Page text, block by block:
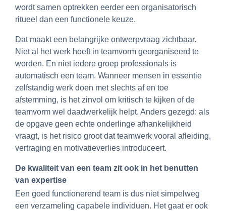
wordt samen optrekken eerder een organisatorisch
ritueel dan een functionele keuze.
Dat maakt een belangrijke ontwerpvraag zichtbaar.
Niet al het werk hoeft in teamvorm georganiseerd te
worden. En niet iedere groep professionals is
automatisch een team. Wanneer mensen in essentie
zelfstandig werk doen met slechts af en toe
afstemming, is het zinvol om kritisch te kijken of de
teamvorm wel daadwerkelijk helpt. Anders gezegd: als
de opgave geen echte onderlinge afhankelijkheid
vraagt, is het risico groot dat teamwerk vooral afleiding,
vertraging en motivatieverlies introduceert.
De kwaliteit van een team zit ook in het benutten
van expertise
Een goed functionerend team is dus niet simpelweg
een verzameling capabele individuen. Het gaat er ook